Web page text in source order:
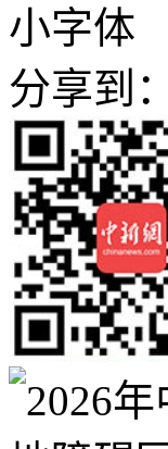
小字体
分享到：